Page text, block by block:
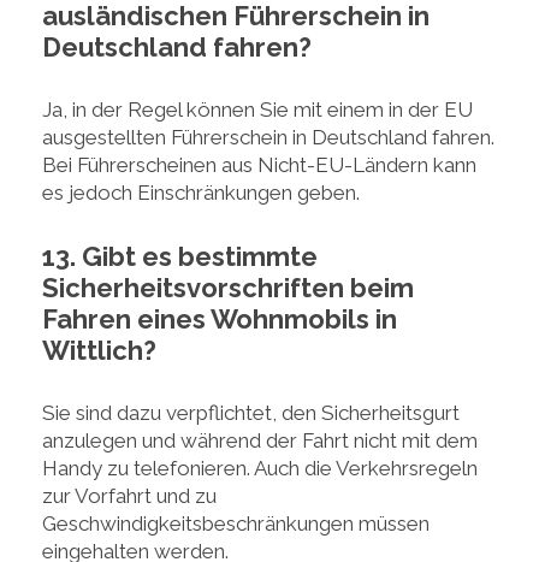
ausländischen Führerschein in
Deutschland fahren?
Ja, in der Regel können Sie mit einem in der EU
ausgestellten Führerschein in Deutschland fahren.
Bei Führerscheinen aus Nicht-EU-Ländern kann
es jedoch Einschränkungen geben.
13. Gibt es bestimmte
Sicherheitsvorschriften beim
Fahren eines Wohnmobils in
Wittlich?
Sie sind dazu verpflichtet, den Sicherheitsgurt
anzulegen und während der Fahrt nicht mit dem
Handy zu telefonieren. Auch die Verkehrsregeln
zur Vorfahrt und zu
Geschwindigkeitsbeschränkungen müssen
eingehalten werden.